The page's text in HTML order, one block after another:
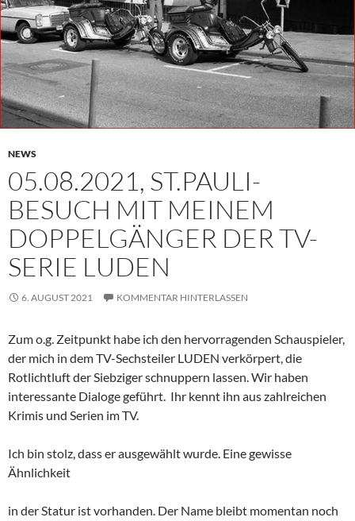
NEWS
05.08.2021, ST.PAULI-
BESUCH MIT MEINEM
DOPPELGÄNGER DER TV-
SERIE LUDEN
6. AUGUST 2021 KOMMENTAR HINTERLASSEN
Zum o.g. Zeitpunkt habe ich den hervorragenden Schauspieler,
der mich in dem TV-Sechsteiler LUDEN verkörpert, die
Rotlichtluft der Siebziger schnuppern lassen. Wir haben
interessante Dialoge geführt. Ihr kennt ihn aus zahlreichen
Krimis und Serien im TV.
Ich bin stolz, dass er ausgewählt wurde. Eine gewisse
Ähnlichkeit
in der Statur ist vorhanden. Der Name bleibt momentan noch